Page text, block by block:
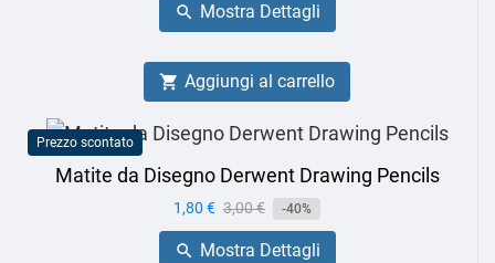
 Mostra Dettagli
 Aggiungi al carrello
Prezzo scontato
Matite da Disegno Derwent Drawing Pencils
Prezzo
1,80 € Prezzo
base
3,00 € -40%
 Mostra Dettagli